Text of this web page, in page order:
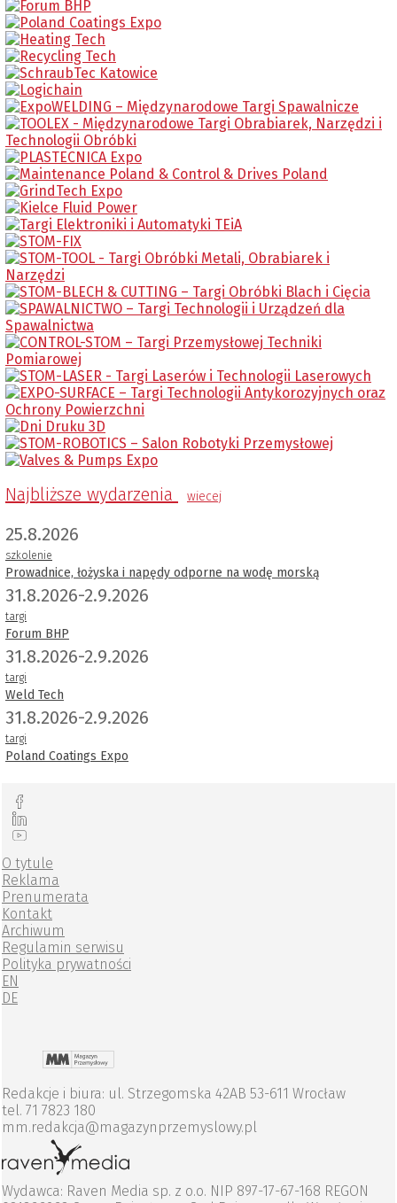
Najbliższe wydarzenia wiecej
25.8.2026
szkolenie
Prowadnice, łożyska i napędy odporne na wodę morską
31.8.2026-2.9.2026
targi
Forum BHP
31.8.2026-2.9.2026
targi
Weld Tech
31.8.2026-2.9.2026
targi
Poland Coatings Expo
O tytule
Reklama
Prenumerata
Kontakt
Archiwum
Regulamin serwisu
Polityka prywatności
EN
DE
Redakcje i biura: ul. Strzegomska 42AB 53-611 Wrocław
tel. 71 7823 180
mm.redakcja@magazynprzemyslowy.pl
Wydawca: Raven Media sp. z o.o. NIP 897-17-67-168 REGON